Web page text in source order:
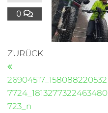
0
ZURÜCK
26904517_158088220532
7724_1813277322463480
723_n